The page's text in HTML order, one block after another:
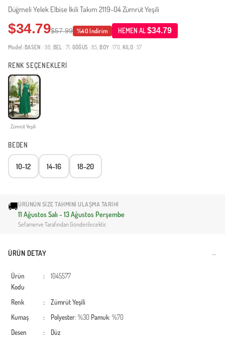
Düğmeli Yelek Elbise İkili Takım 2119-04 Zümrüt Yeşili
$34.79$57.99 %40 İndirim HEMEN AL$34.79
Model: BASEN : 98, BEL : 71, GÖĞÜS : 85, BOY : 170, KILO: 57
RENK SEÇENEKLERİ
Zümrüt Yeşili
BEDEN
10-12 14-16 18-20
🚚ÜRÜNÜN SIZE TAHMINI ULAŞMA TARIHI
11 Ağustos Salı - 13 Ağustos Perşembe
Sefamerve Tarafından Gönderilecektir.
ÜRÜN DETAY
Ürün
Kodu
: 1045577
Renk :
Zümrüt Yeşili
Kumaş
: Polyester: %30 Pamuk: %70
Desen
:
Düz